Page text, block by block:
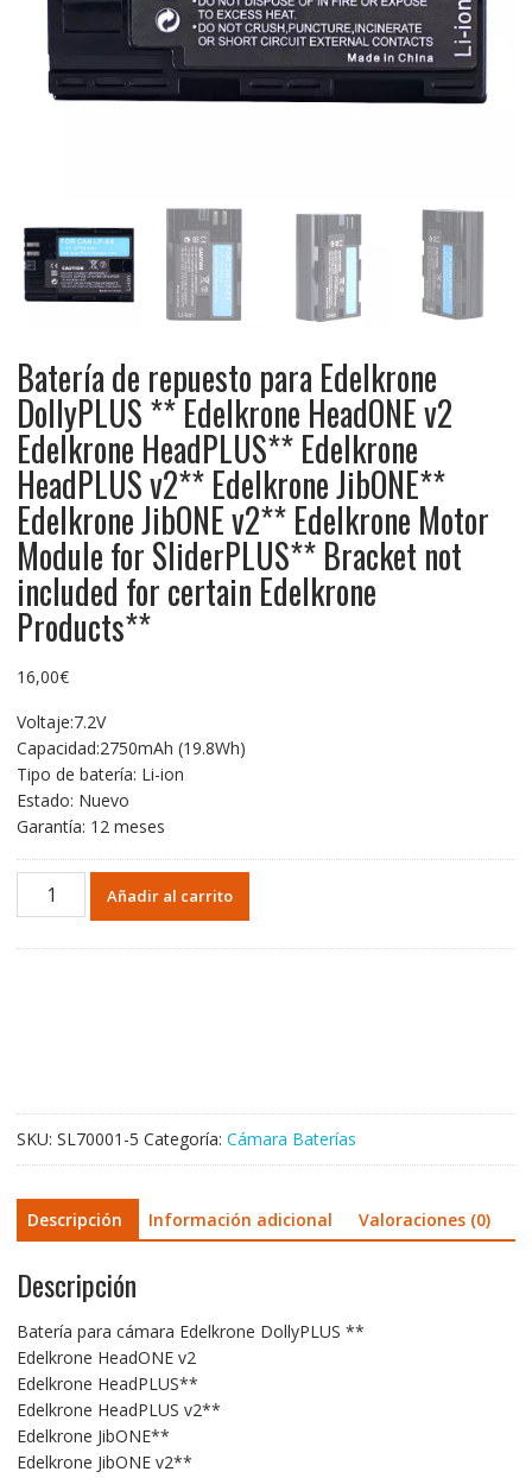
Batería de repuesto para Edelkrone
DollyPLUS ** Edelkrone HeadONE v2
Edelkrone HeadPLUS** Edelkrone
HeadPLUS v2** Edelkrone JibONE**
Edelkrone JibONE v2** Edelkrone Motor
Module for SliderPLUS** Bracket not
included for certain Edelkrone
Products**
16,00€
Voltaje:7.2V
Capacidad:2750mAh (19.8Wh)
Tipo de batería: Li-ion
Estado: Nuevo
Garantía: 12 meses
Batería
v2
Edelkrone
HeadPLUS**
Edelkrone
HeadPLUS
v2**
Edelkrone
JibONE**
Edelkrone
JibONE
v2**
Edelkrone
Motor
Module
Añadir al carrito
SKU: SL70001-5 Categoría: Cámara Baterías
Descripción Información adicional Valoraciones (0)
Descripción
Batería para cámara Edelkrone DollyPLUS **
Edelkrone HeadONE v2
Edelkrone HeadPLUS**
Edelkrone HeadPLUS v2**
Edelkrone JibONE**
Edelkrone JibONE v2**